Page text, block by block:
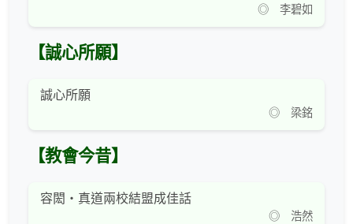
◎ 李碧如
【誠心所願】
誠心所願
◎ 梁銘
【教會今昔】
容閎‧真道兩校結盟成佳話
◎ 浩然